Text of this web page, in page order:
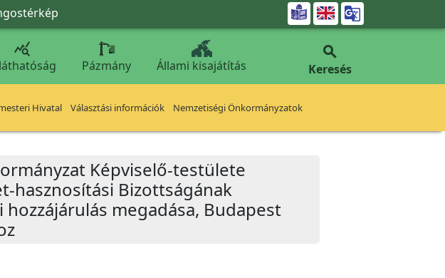


Pázmány Állami kisajátítás

Keresés
Hivatal Választási információk Nemzetiségi Önkormányzatok
Képviselő-testülete
hasznosítási Bizottságának
megadása, Budapest